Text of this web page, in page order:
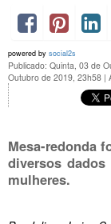
powered by social2s
Publicado: Quinta, 03 de
Outubro de 2019, 23h58 |
Mesa-redonda
diversos
mulheres.